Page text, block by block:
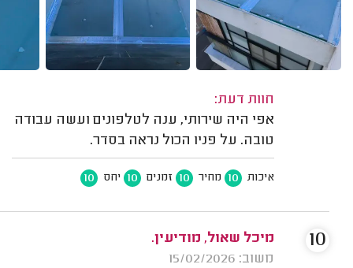
חוות דעת:
אפי היה שירותי, ענה לטלפונים ועשה עבודה
טובה. על פניו הכול נראה בסדר.
איכות 10 מחיר 10 זמנים 10 יחס 10
מיכל שאול, מודיעין.
משוב: 15/02/2026
10